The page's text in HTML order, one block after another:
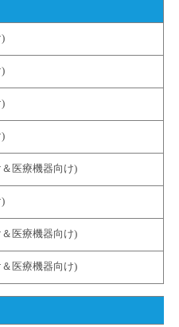
医療機器向け)
医療機器向け)
医療機器向け)